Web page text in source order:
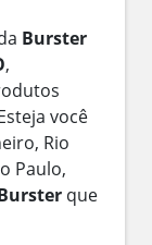
Burster
,
você
Rio
Paulo,
que